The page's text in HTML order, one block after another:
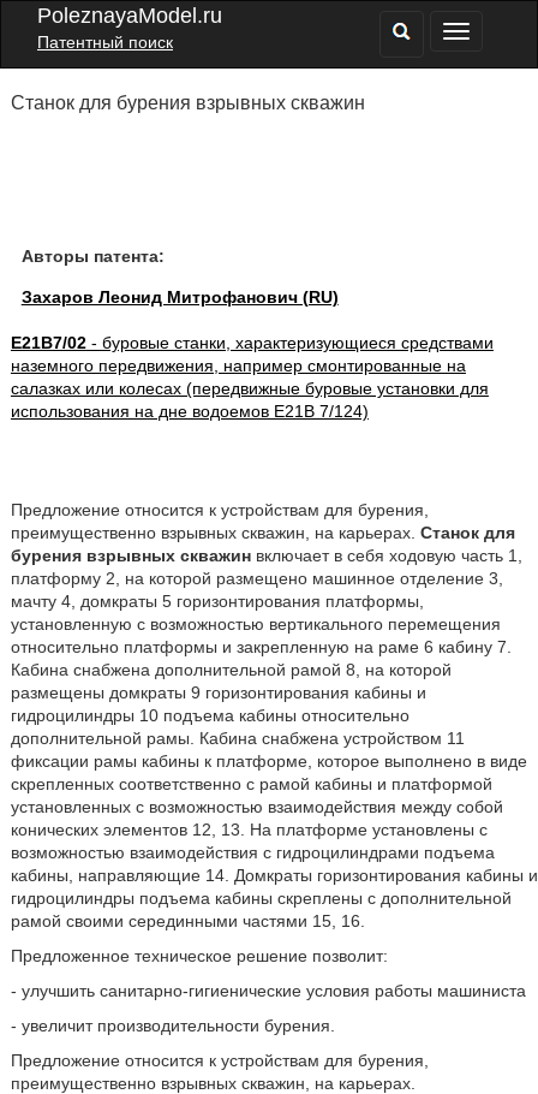
PoleznayaModel.ru
Патентный поиск
Станок для бурения взрывных скважин
Авторы патента:
Захаров Леонид Митрофанович (RU)
E21B7/02- буровые станки, характеризующиеся средствами
наземного передвижения, например смонтированные на
салазках или колесах (передвижные буровые установки для
использования на дне водоемов E21B 7/124)
Предложение относится к устройствам для бурения,
преимущественно взрывных скважин, на карьерах. Станок для
бурения взрывных скважинвключает в себя ходовую часть 1,
платформу 2, на которой размещено машинное отделение 3,
мачту 4, домкраты 5 горизонтирования платформы,
установленную с возможностью вертикального перемещения
относительно платформы и закрепленную на раме 6 кабину 7.
Кабина снабжена дополнительной рамой 8, на которой
размещены домкраты 9 горизонтирования кабины и
гидроцилиндры 10 подъема кабины относительно
дополнительной рамы. Кабина снабжена устройством 11
фиксации рамы кабины к платформе, которое выполнено в виде
скрепленных соответственно с рамой кабины и платформой
установленных с возможностью взаимодействия между собой
конических элементов 12, 13. На платформе установлены с
возможностью взаимодействия с гидроцилиндрами подъема
кабины, направляющие 14. Домкраты горизонтирования кабины и
гидроцилиндры подъема кабины скреплены с дополнительной
рамой своими серединными частями 15, 16.
Предложенное техническое решение позволит:
- улучшить санитарно-гигиенические условия работы машиниста
- увеличит производительности бурения.
Предложение относится к устройствам для бурения,
преимущественно взрывных скважин, на карьерах.